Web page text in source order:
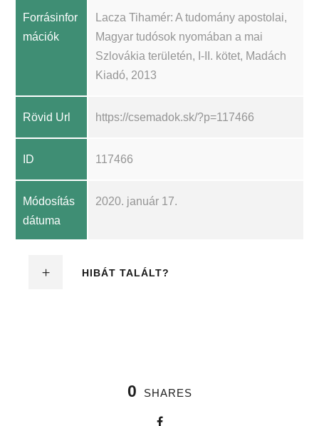
Forrásinfor
mációk
Lacza Tihamér: A tudomány apostolai,
Magyar tudósok nyomában a mai
Szlovákia területén, I-II. kötet, Madách
Kiadó, 2013
Rövid Url https://csemadok.sk/?p=117466
ID 117466
Módosítás
dátuma
2020. január 17.
HIBÁT TALÁLT?
0 SHARES